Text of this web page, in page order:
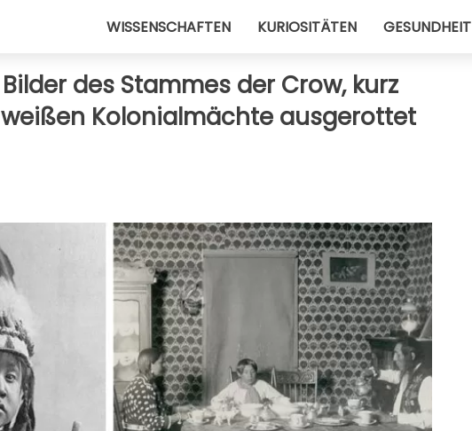
WISSENSCHAFTEN KURIOSITÄTEN GESUNDHEIT
des Stammes der Crow, kurz
Kolonialmächte ausgerottet